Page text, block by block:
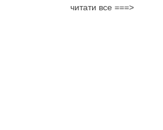
читати все ===>